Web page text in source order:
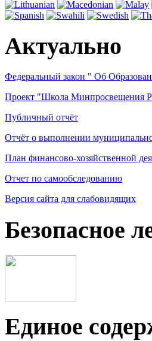
Актуально
Федеральный закон " Об
Проект "Школа Минпросвещения
Публичный отчёт
Отчёт о выполнении
План финансово-хозяйственной
Отчет по самообследованию
Версия сайта для слабовидящих
Безопасное
Единое